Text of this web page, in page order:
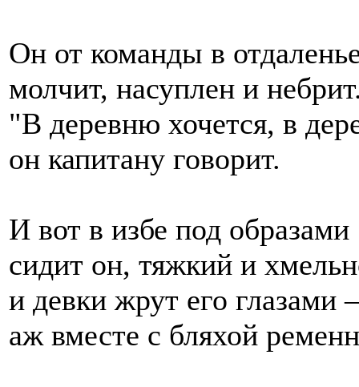
Он от команды в
молчит, насуплен и
"В деревню хочется, в
он капитану говорит.
И вот в избе под образами
сидит он, тяжкий и
и девки жрут его глазами
аж вместе с бляхой